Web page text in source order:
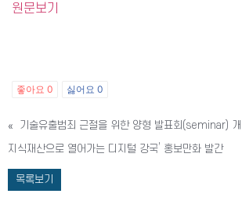
원문보기
좋아요 0 싫어요 0
«
기술유출범죄 근절을 위한 양형 발표회(seminar) 개
지식재산으로 열어가는 디지털 강국’ 홍보만화 발간
목록보기